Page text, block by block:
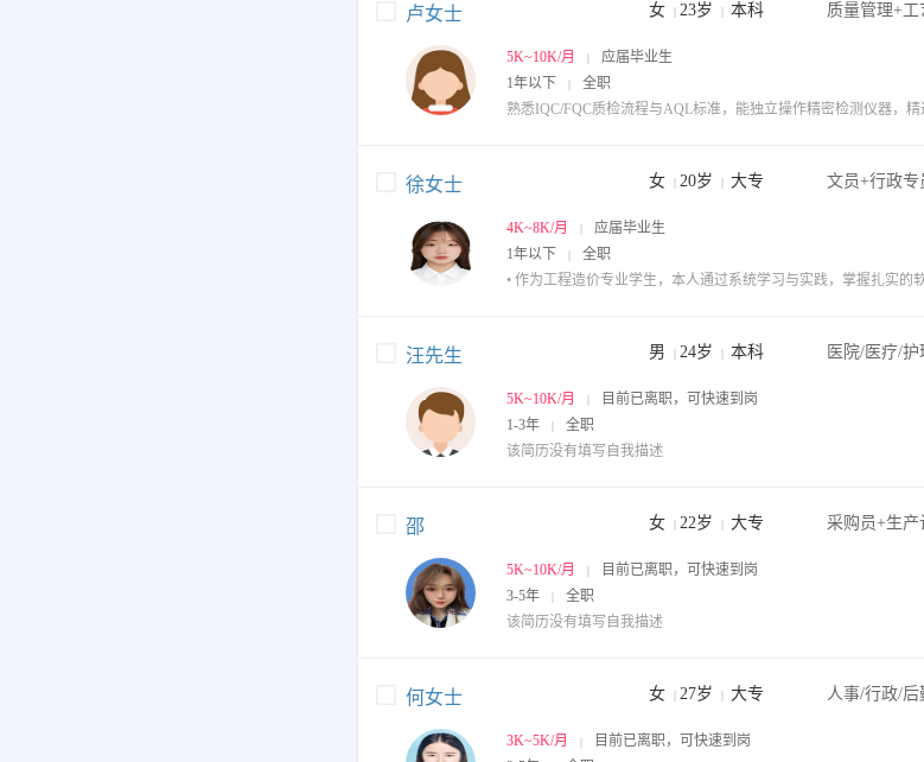
卢女士 女 | 23岁 | 本科 质量管理+
5K~10K/月 |
应届毕业生
1年以下
|
全职
徐女士 女 | 20岁 | 大专
4K~8K/月 |
应届毕业生
1年以下
|
全职
汪先生 男 | 24岁 | 本科 医院/医疗/护
5K~10K/月 |
目前已离职，可快速到岗
1-3年
|
全职
该简历没有填写自我描述
邵 女 | 22岁 | 大专 采购员+生产
5K~10K/月 |
目前已离职，可快速到岗
3-5年
|
全职
该简历没有填写自我描述
何女士 女 | 27岁 | 大专
3K~5K/月 |
目前已离职，可快速到岗